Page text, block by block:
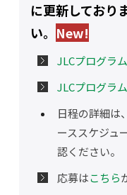
に更新しており
い。 New!
JLCプログラ
JLCプログラ
日程の詳細は
ーススケジュ
認ください。
応募はこちら